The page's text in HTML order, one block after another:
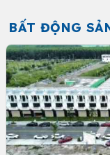
BẤT ĐỘNG